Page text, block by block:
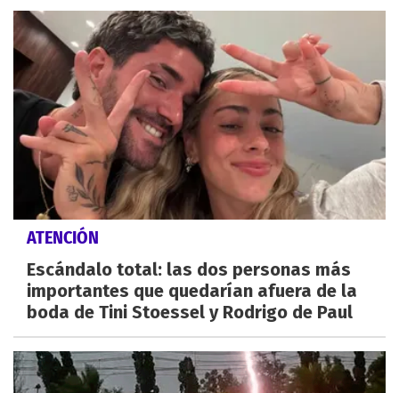
ATENCIÓN
Escándalo total: las dos personas más
importantes que quedarían afuera de la
boda de Tini Stoessel y Rodrigo de Paul